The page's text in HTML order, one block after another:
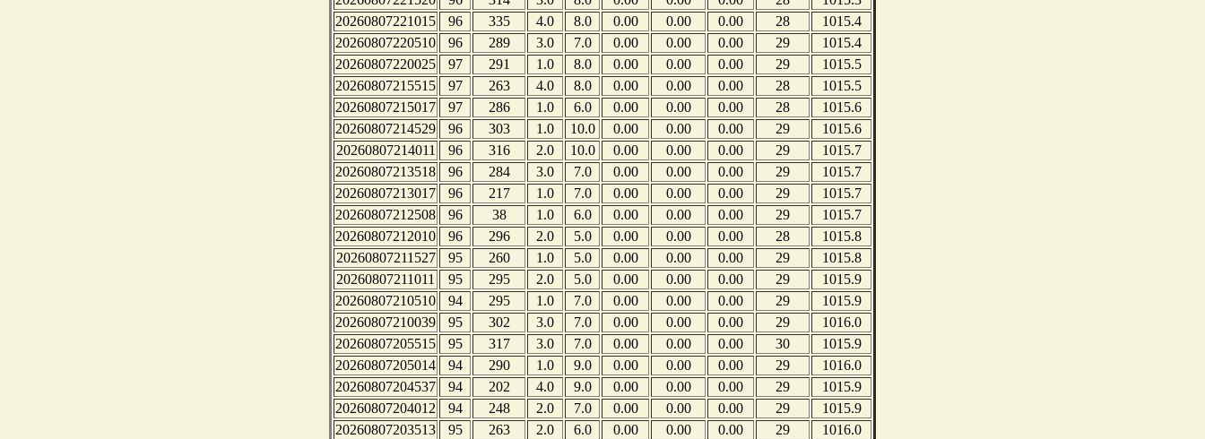
20260807221015
96 335 4.0 8.0 0.00 0.00 0.00 28
1015.4
20260807220510
96 289 3.0 7.0 0.00 0.00 0.00 29
1015.4
20260807220025
97 291 1.0 8.0 0.00 0.00 0.00 29
1015.5
20260807215515
97 263 4.0 8.0 0.00 0.00 0.00 28
1015.5
20260807215017
97 286 1.0 6.0 0.00 0.00 0.00 28
1015.6
20260807214529
96 303 1.0 10.0 0.00 0.00 0.00 29
1015.6
20260807214011
96 316 2.0 10.0 0.00 0.00 0.00 29
1015.7
20260807213518
96 284 3.0 7.0 0.00 0.00 0.00 29
1015.7
20260807213017
96 217 1.0 7.0 0.00 0.00 0.00 29
1015.7
20260807212508
96 38 1.0 6.0 0.00 0.00 0.00 29
1015.7
20260807212010
96 296 2.0 5.0 0.00 0.00 0.00 28
1015.8
20260807211527
95 260 1.0 5.0 0.00 0.00 0.00 29
1015.8
20260807211011
95 295 2.0 5.0 0.00 0.00 0.00 29
1015.9
20260807210510
94 295 1.0 7.0 0.00 0.00 0.00 29
1015.9
20260807210039
95 302 3.0 7.0 0.00 0.00 0.00 29
1016.0
20260807205515
95 317 3.0 7.0 0.00 0.00 0.00 30
1015.9
20260807205014
94 290 1.0 9.0 0.00 0.00 0.00 29
1016.0
20260807204537
94 202 4.0 9.0 0.00 0.00 0.00 29
1015.9
20260807204012
94 248 2.0 7.0 0.00 0.00 0.00 29
1015.9
20260807203513
95 263 2.0 6.0 0.00 0.00 0.00 29
1016.0